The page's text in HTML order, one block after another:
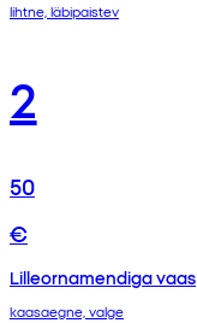
lihtne, läbipaistev
2
50
€
Lilleornamendiga vaas
kaasaegne, valge